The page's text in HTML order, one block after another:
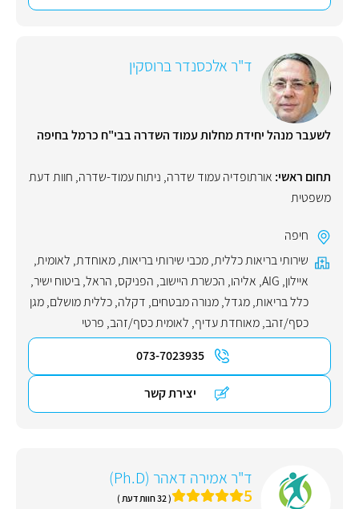
ד"ר אלכסנדר ברוסקין
לשעבר מנהל יחידת מחלות עמוד השדרה בבי"ח כרמל בחיפה
תחום ראשי: אורתופדיה עמוד שדרה, ניתוח עמוד-שדרה, חוות דעת
משפטית
חיפה
שירותי בריאות כללית,מכבי שירותי בריאות,מאוחדת, לאומית,
איילון,
AIG
, אליהו, הכשרת היישוב, הפניקס, הראל,ביטוח ישיר,
כלל בריאות,מגדל,מנורה מבטחים, דקלה,כללית מושלם,מגן
כסף/זהב,מאוחדת עדיף, לאומית כסף/זהב, פרטי
073-7023935
יצירת קשר
ד"ר אמירה דאהר (Ph.D)
5 ( 32 חוות דעת )